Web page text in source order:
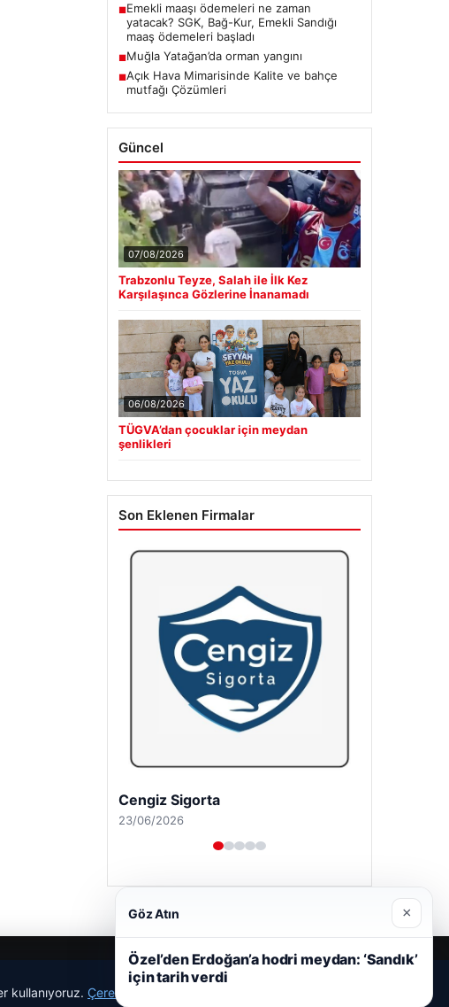
■Emekli maaşı ödemeleri ne zaman
yatacak? SGK, Bağ-Kur, Emekli Sandığı
maaş ödemeleri başladı
■Muğla Yatağan’da orman yangını
■Açık Hava Mimarisinde Kalite ve bahçe
mutfağı Çözümleri
Güncel
07/08/2026
Trabzonlu Teyze, Salah ile İlk Kez
Karşılaşınca Gözlerine İnanamadı
06/08/2026
TÜGVA’dan çocuklar için meydan
şenlikleri
Son Eklenen Firmalar
Cengiz Sigorta
23/06/2026
kullanıyoruz. Çerez Politikamız
Göz Atın ×
Özel’den Erdoğan’a hodri meydan: ‘Sandık’
için tarih verdi